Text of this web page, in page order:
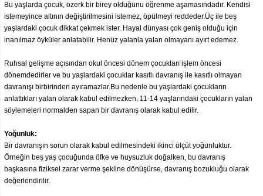
Bu yaşlarda çocuk, özerk bir birey olduğunu öğrenme aşamasındadır. Kendisi
istemeyince altının değiştirilmesini istemez, öpülmeyi reddeder.Üç ile beş
yaşlardaki çocuk dikkat çekmek ister. Hayal dünyası çok geniş olduğu için
inanılmaz öyküler anlatabilir. Henüz yalanla yalan olmayanı ayırt edemez.
Ruhsal gelişme açısından okul öncesi dönem çocukları işlem öncesi
dönemdedirler ve bu yaşlardaki çocuklar kasıtlı davranış ile kasıtlı olmayan
davranışı birbirinden ayıramazlar.Bu nedenle bu yaşlardaki çocukların
anlattıkları yalan olarak kabul edilmezken, 11-14 yaşlarındaki çocukların yalan
söylemeleri normalden sapan bir davranış olarak kabul edilir.
Yoğunluk:
Bir davranışın sorun olarak kabul edilmesindeki ikinci ölçüt yoğunluktur.
Örneğin beş yaş çocuğunda öfke ve huysuzluk doğalken, bu davranış
başkasına fiziksel zarar verme şekline dönüşürse, davranış bozukluğu olarak
değerlendirilir.